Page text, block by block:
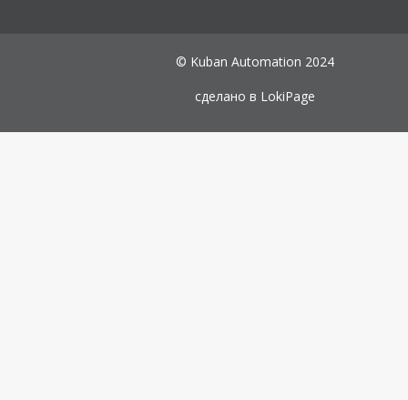
© Kuban Automation 2024
сделано в LokiPage